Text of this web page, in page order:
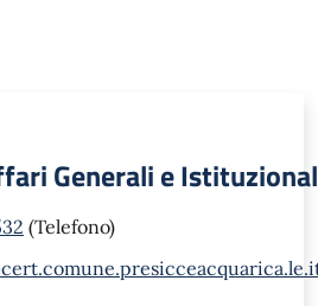
Generali e
(Telefono)